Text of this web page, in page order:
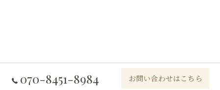
070-8451-8984 お問い合わせはこちら